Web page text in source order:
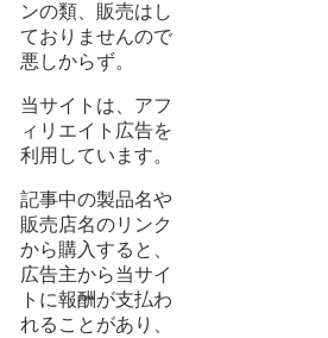
ンの類、販売はし
ておりませんので
悪しからず。
当サイトは、アフ
ィリエイト広告を
利用しています。
記事中の製品名や
販売店名のリンク
から購入すると、
広告主から当サイ
トに報酬が支払わ
れることがあり、